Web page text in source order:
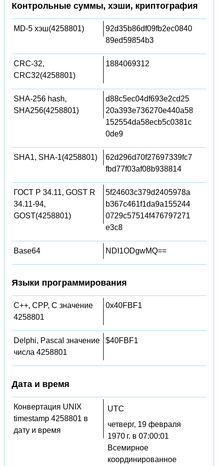
Контрольные суммы, хэши, криптография
MD-5 хэш(4258801)
92d35b86df09fb2ec0840
89ed59854b3
CRC-32,
CRC32(4258801)
1884069312
SHA-256 hash,
SHA256(4258801)
d88c5ec04df693e2cd25
20a393e736270e440a58
152554da58ecb5c0381c
0de9
SHA1, SHA-1(4258801)
62d296d70f27697339fc7
fbd77f03af08b938814
ГОСТ Р 34.11, GOST R
34.11-94,
GOST(4258801)
5f24603c379d2405978a
b367c461f1da9a155244
0729c57514f476797271
e3c8
Base64 NDI1ODgwMQ==
Языки программирования
C++, CPP, C значение
4258801
0x40FBF1
Delphi, Pascal значение
числа 4258801
$40FBF1
Дата и время
Конвертация UNIX
timestamp 4258801 в
дату и время
UTC
четверг, 19 февраля
1970 г. в 07:00:01
Всемирное
координированное